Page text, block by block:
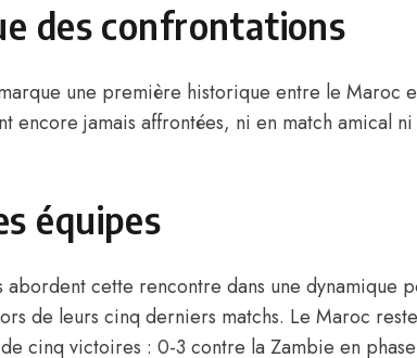
des confrontations
une première historique entre le Maroc
encore jamais affrontées, ni en match amical
équipes
abordent cette rencontre dans une dynamique
de leurs cinq derniers matchs. Le Maroc
cinq victoires : 0-3 contre la Zambie en